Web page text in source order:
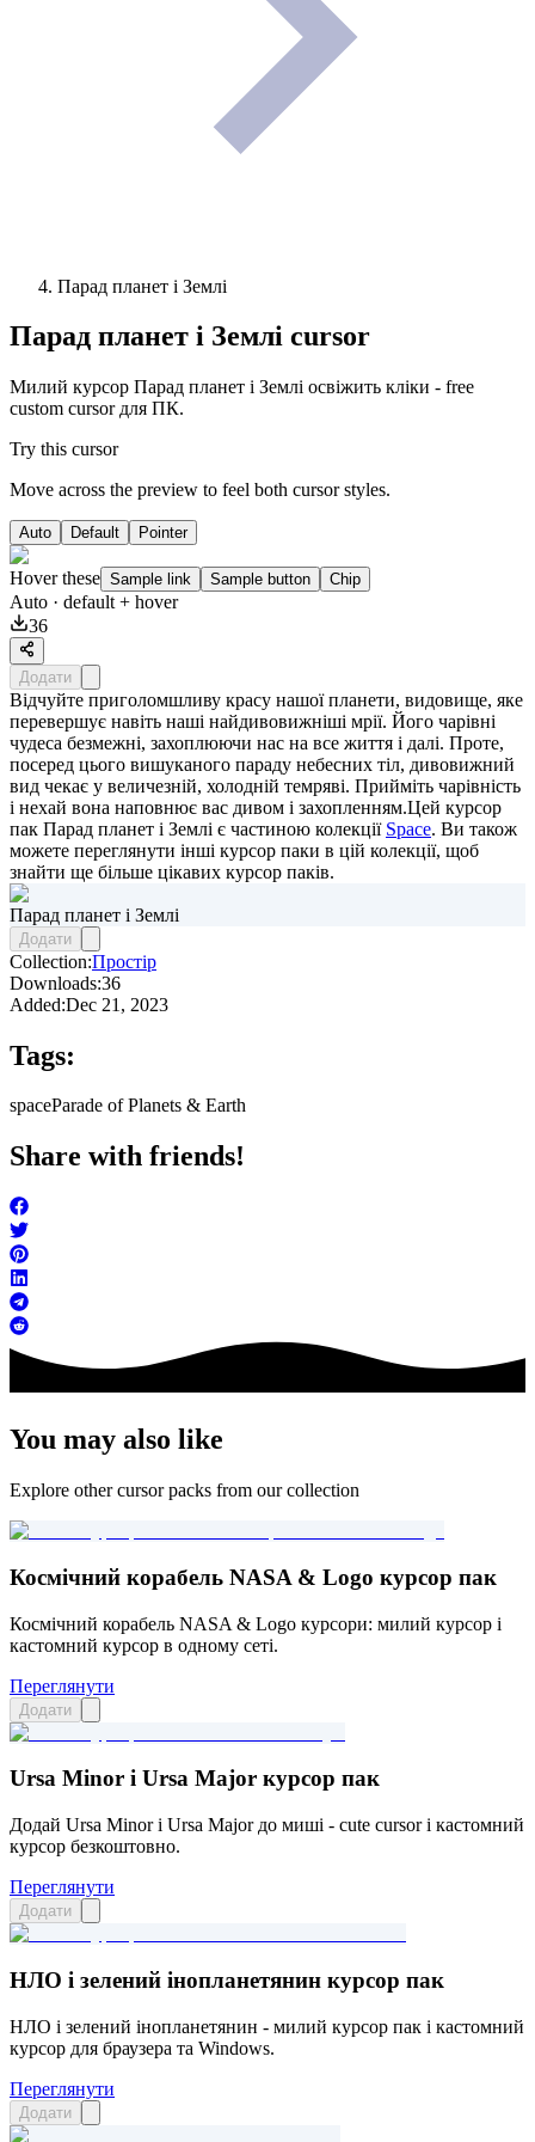
Парад планет і Землі
Парад планет і Землі cursor
Милий курсор Парад планет і Землі освіжить кліки - free
custom cursor для ПК.
Try this cursor
Move across the preview to feel both cursor styles.
Auto Default Pointer
Hover these Sample link Sample button Chip
Auto · default + hover
36
Додати
Відчуйте приголомшливу красу нашої планети, видовище, яке
перевершує навіть наші найдивовижніші мрії. Його чарівні
чудеса безмежні, захоплюючи нас на все життя і далі. Проте,
посеред цього вишуканого параду небесних тіл, дивовижний
вид чекає у величезній, холодній темряві. Прийміть чарівність
і нехай вона наповнює вас дивом і захопленням.Цей курсор
пак Парад планет і Землі є частиною колекції Space. Ви також
можете переглянути інші курсор паки в цій колекції, щоб
знайти ще більше цікавих курсор паків.
Парад планет і Землі
Додати
Collection:Простір
Downloads:36
Added:Dec 21, 2023
Tags:
spaceParade of Planets & Earth
Share with friends!
You may also like
Explore other cursor packs from our collection
Космічний корабель NASA & Logo курсор пак
Космічний корабель NASA & Logo курсори: милий курсор і
кастомний курсор в одному сеті.
Переглянути
Додати
Ursa Minor і Ursa Major курсор пак
Додай Ursa Minor і Ursa Major до миші - cute cursor і кастомний
курсор безкоштовно.
Переглянути
Додати
НЛО і зелений інопланетянин курсор пак
НЛО і зелений інопланетянин - милий курсор пак і кастомний
курсор для браузера та Windows.
Переглянути
Додати